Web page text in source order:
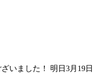
いました！ 明日3月19日